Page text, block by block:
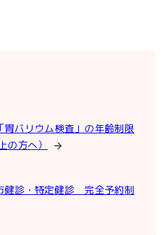
胃バリウム検査」の年齢制限
の方へ）
健診・特定健診 完全予約制